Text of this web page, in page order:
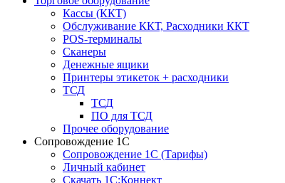
Кассы (ККТ)
Обслуживание ККТ, Расходники ККТ
POS-терминалы
Сканеры
Денежные ящики
Принтеры этикеток + расходники
ТСД
ТСД
ПО для ТСД
Прочее оборудование
Сопровождение 1С
Сопровождение 1С (Тарифы)
Личный кабинет
Скачать 1С:Коннект